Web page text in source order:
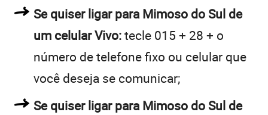
Se quiser ligar para Mimoso do Sul de
um celular Vivo:tecle 015 + 28 + o
número de telefone fixo ou celular que
você deseja se comunicar;
Se quiser ligar para Mimoso do Sul de